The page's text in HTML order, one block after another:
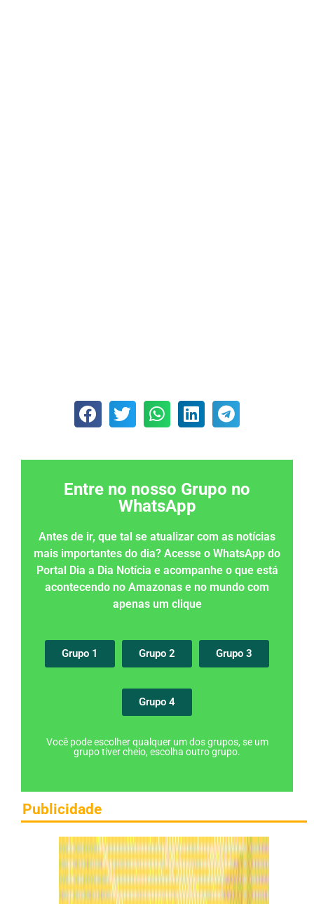
Entre no nosso Grupo no
WhatsApp
Antes de ir, que tal se atualizar com as notícias
mais importantes do dia? Acesse o WhatsApp do
Portal Dia a Dia Notícia e acompanhe o que está
acontecendo no Amazonas e no mundo com
apenas um clique
Grupo 1 Grupo 2 Grupo 3
Grupo 4
Você pode escolher qualquer um dos grupos, se um
grupo tiver cheio, escolha outro grupo.
Publicidade